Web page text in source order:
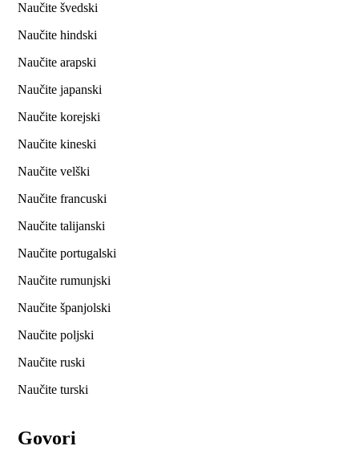
Naučite švedski
Naučite hindski
Naučite arapski
Naučite japanski
Naučite korejski
Naučite kineski
Naučite velški
Naučite francuski
Naučite talijanski
Naučite portugalski
Naučite rumunjski
Naučite španjolski
Naučite poljski
Naučite ruski
Naučite turski
Govori